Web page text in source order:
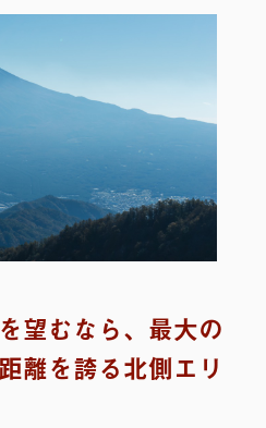
望むなら、最大の
離を誇る北側エリ